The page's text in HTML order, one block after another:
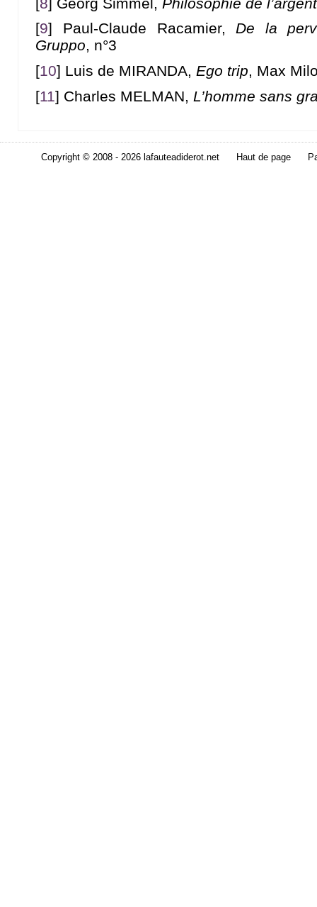
[9] Paul-Claude Racamier, De la
Gruppo, n°3
[10] Luis de MIRANDA, Ego trip, Max
[11] Charles MELMAN, L’homme sans
Copyright © 2008 - 2026 lafauteadiderot.net Haut de page